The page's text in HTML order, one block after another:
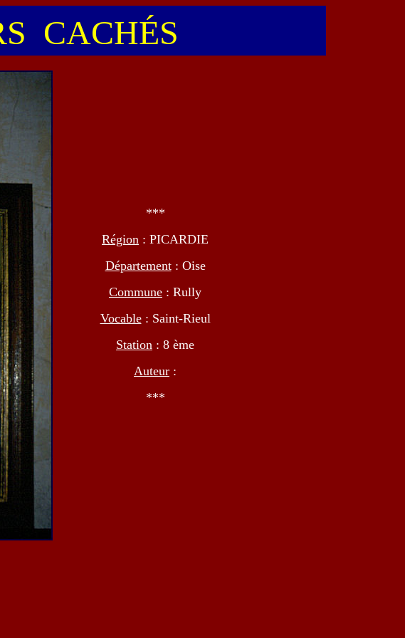
CACHÉS
***
Région : PICARDIE
Département: Oise
Commune : Rully
Vocable: Saint-Rieul
Station : 8 ème
Auteur :
***